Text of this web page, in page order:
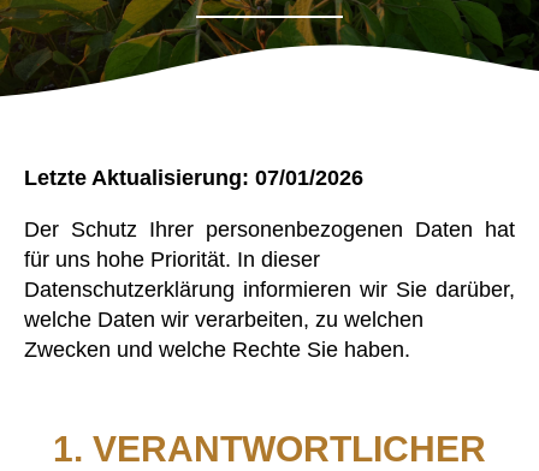
Letzte Aktualisierung: 07/01/2026
Der Schutz Ihrer personenbezogenen Daten hat
für uns hohe Priorität. In dieser
Datenschutzerklärung informieren wir Sie darüber,
welche Daten wir verarbeiten, zu welchen
Zwecken und welche Rechte Sie haben.
1. VERANTWORTLICHER